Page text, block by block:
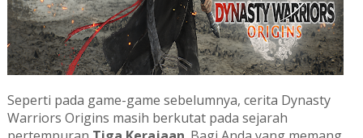
Seperti pada game-game sebelumnya, cerita Dynasty
Warriors Origins masih berkutat pada sejarah